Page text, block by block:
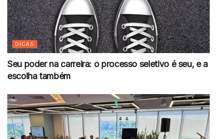
DICAS
Seu poder na carreira: o processo seletivo é seu, e a
escolha também